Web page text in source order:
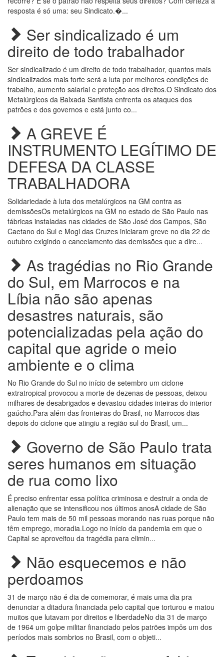
resposta é só uma: seu Sindicato.�...
Ser sindicalizado é um
direito de todo trabalhador
Ser sindicalizado é um direito de todo trabalhador, quantos mais
sindicalizados mais forte será a luta por melhores condições de
trabalho, aumento salarial e proteção aos direitos.O Sindicato dos
Metalúrgicos da Baixada Santista enfrenta os ataques dos
patrões e dos governos e está junto co...
A GREVE É
INSTRUMENTO LEGÍTIMO DE
DEFESA DA CLASSE
TRABALHADORA
Solidariedade à luta dos metalúrgicos na GM contra as
demissõesOs metalúrgicos na GM no estado de São Paulo nas
fábricas instaladas nas cidades de São José dos Campos, São
Caetano do Sul e Mogi das Cruzes iniciaram greve no dia 22 de
outubro exigindo o cancelamento das demissões que a dire...
As tragédias no Rio Grande
do Sul, em Marrocos e na
Líbia não são apenas
desastres naturais, são
potencializadas pela ação do
capital que agride o meio
ambiente e o clima
No Rio Grande do Sul no início de setembro um ciclone
extratropical provocou a morte de dezenas de pessoas, deixou
milhares de desabrigados e devastou cidades inteiras do interior
gaúcho.Para além das fronteiras do Brasil, no Marrocos dias
depois do ciclone que atingiu a região sul do Brasil, um...
Governo de São Paulo trata
seres humanos em situação
de rua como lixo
É preciso enfrentar essa política criminosa e destruir a onda de
alienação que se intensificou nos últimos anosA cidade de São
Paulo tem mais de 50 mil pessoas morando nas ruas porque não
têm emprego, moradia.Logo no início da pandemia em que o
Capital se aproveitou da tragédia para elimin...
Não esquecemos e não
perdoamos
31 de março não é dia de comemorar, é mais uma dia pra
denunciar a ditadura financiada pelo capital que torturou e matou
muitos que lutavam por direitos e liberdadeNo dia 31 de março
de 1964 um golpe militar financiado pelos patrões impôs um dos
períodos mais sombrios no Brasil, com o objeti...